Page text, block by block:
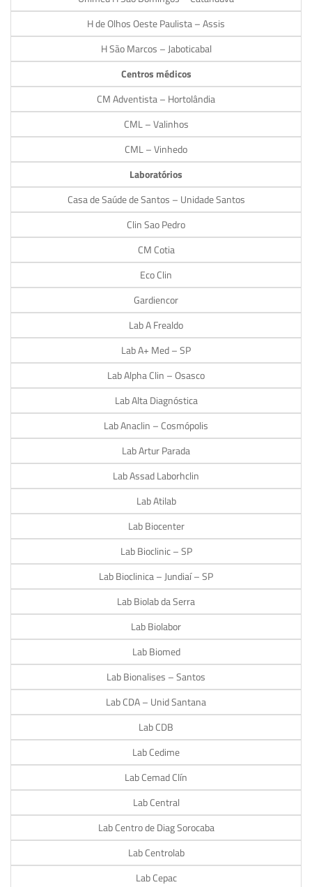
H de Olhos Oeste Paulista – Assis
H São Marcos – Jaboticabal
Centros médicos
CM Adventista – Hortolândia
CML – Valinhos
CML – Vinhedo
Laboratórios
Casa de Saúde de Santos – Unidade Santos
Clin Sao Pedro
CM Cotia
Eco Clin
Gardiencor
Lab A Frealdo
Lab A+ Med – SP
Lab Alpha Clin – Osasco
Lab Alta Diagnóstica
Lab Anaclin – Cosmópolis
Lab Artur Parada
Lab Assad Laborhclin
Lab Atilab
Lab Biocenter
Lab Bioclinic – SP
Lab Bioclinica – Jundiaí – SP
Lab Biolab da Serra
Lab Biolabor
Lab Biomed
Lab Bionalises – Santos
Lab CDA – Unid Santana
Lab CDB
Lab Cedime
Lab Cemad Clín
Lab Central
Lab Centro de Diag Sorocaba
Lab Centrolab
Lab Cepac